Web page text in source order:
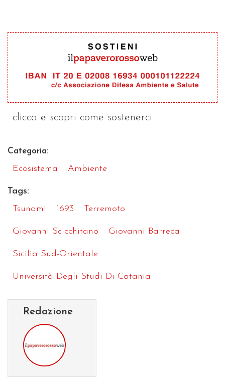
clicca e scopri come sostenerci
Categoria:
Ecosistema Ambiente
Tags:
Tsunami
1693 Terremoto
Giovanni Scicchitano Giovanni Barreca
Sicilia Sud-Orientale
Università Degli Studi Di Catania
Redazione